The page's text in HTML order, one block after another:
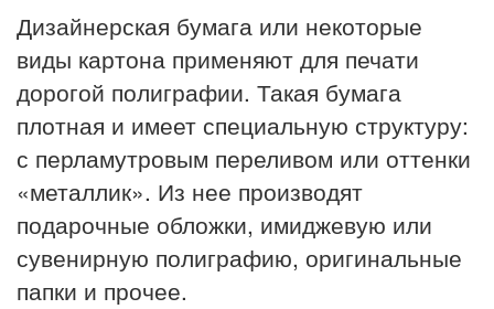
Дизайнерская бумага или некоторые
виды картона применяют для печати
дорогой полиграфии. Такая бумага
плотная и имеет специальную структуру:
с перламутровым переливом или оттенки
«металлик». Из нее производят
подарочные обложки, имиджевую или
сувенирную полиграфию, оригинальные
папки и прочее.